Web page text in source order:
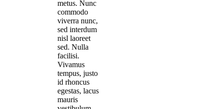
metus. Nunc
commodo
viverra nunc,
sed interdum
nisl laoreet
sed. Nulla
facilisi.
Vivamus
tempus, justo
id rhoncus
egestas, lacus
mauris